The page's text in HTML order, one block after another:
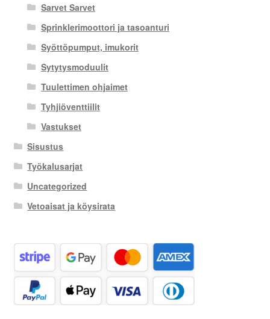
Sarvet Sarvet
Sprinklerimoottori ja tasoanturi
Syöttöpumput, imukorit
Sytytysmoduulit
Tuulettimen ohjaimet
Tyhjiöventtiilit
Vastukset
Sisustus
Työkalusarjat
Uncategorized
Vetoaisat ja köysirata